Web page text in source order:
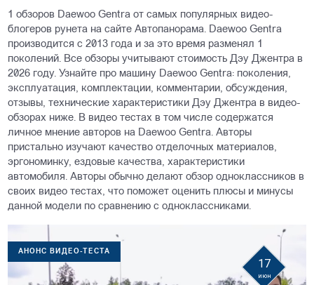
1 обзоров Daewoo Gentra от самых популярных видео-
блогеров рунета на сайте Автопанорама. Daewoo Gentra
производится с 2013 года и за это время разменял 1
поколений. Все обзоры учитывают стоимость Дэу Джентра в
2026 году. Узнайте про машину Daewoo Gentra: поколения,
эксплуатация, комплектации, комментарии, обсуждения,
отзывы, технические характеристики Дэу Джентра в видео-
обзорах ниже. В видео тестах в том числе содержатся
личное мнение авторов на Daewoo Gentra. Авторы
пристально изучают качество отделочных материалов,
эргономинку, ездовые качества, характеристики
автомобиля. Авторы обычно делают обзор одноклассников в
своих видео тестах, что поможет оценить плюсы и минусы
данной модели по сравнению с одноклассниками.
АНОНС ВИДЕО-ТЕСТА
17
июн